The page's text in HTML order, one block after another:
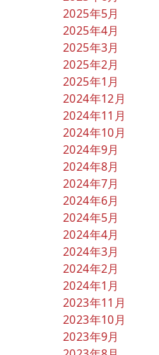
2025年5月
2025年4月
2025年3月
2025年2月
2025年1月
2024年12月
2024年11月
2024年10月
2024年9月
2024年8月
2024年7月
2024年6月
2024年5月
2024年4月
2024年3月
2024年2月
2024年1月
2023年11月
2023年10月
2023年9月